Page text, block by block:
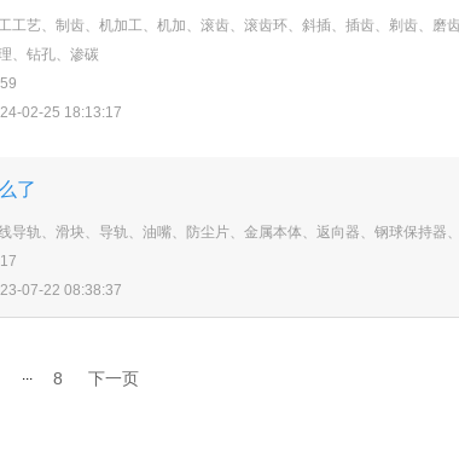
工艺、制齿、机加工、机加、滚齿、滚齿环、斜插、插齿、剃齿、
、钻孔、渗碳
02-25 18:13:17
了
导轨、滑块、导轨、油嘴、防尘片、金属本体、返向器、钢球保持器
07-22 08:38:37
... 8 下一页